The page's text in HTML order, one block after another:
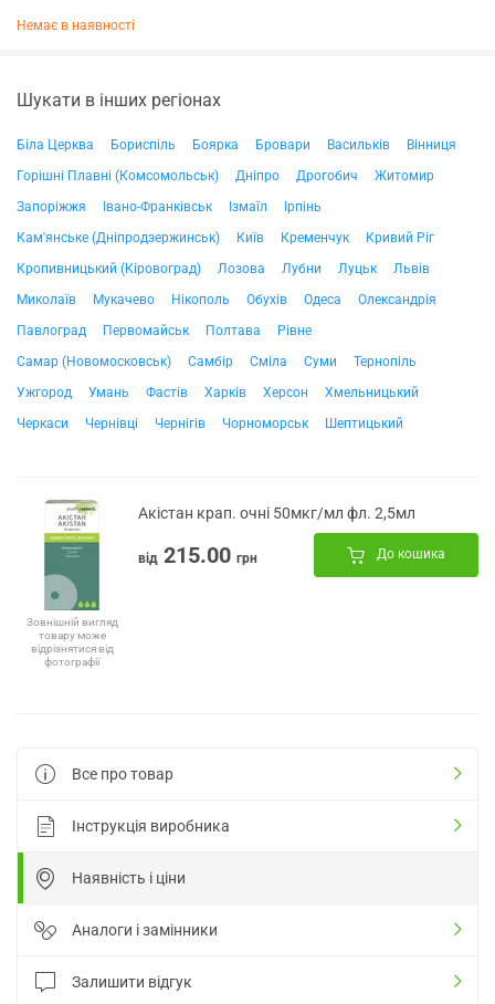
Немає в наявності
Шукати в інших регіонах
Біла Церква Бориспіль Боярка Бровари Васильків
Вінниця
Горішні Плавні (Комсомольськ)
Дніпро Дрогобич
Житомир
Запоріжжя
Івано-Франківськ Ізмаїл
Ірпінь
Кам'янське (Дніпродзержинськ)
Київ Кременчук
Кривий Ріг
Кропивницький (Кіровоград)
Лозова Лубни Луцьк
Львів
Миколаїв
Мукачево Нікополь Обухів Одеса
Олександрія
Павлоград
Первомайськ Полтава
Рівне
Самар (Новомосковськ)
Самбір Сміла Суми
Тернопіль
Ужгород
Умань Фастів Харків Херсон
Хмельницький
Черкаси
Чернівці Чернігів Чорноморськ Шептицький
Зовнішній вигляд
товару може
відрізнятися від
фотографії
Акістан крап. очні 50мкг/мл фл. 2,5мл
від 215.00 грн До кошика
Все про товар
Інструкція виробника
Наявність і ціни
Аналоги і замінники
Залишити відгук